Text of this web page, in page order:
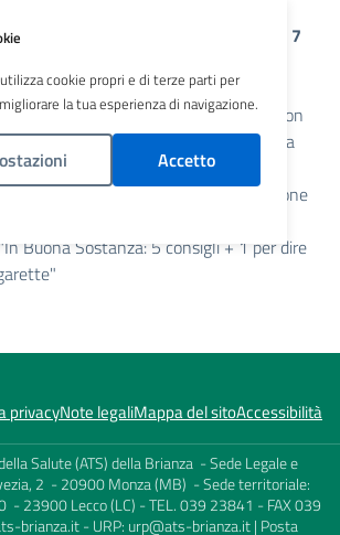
domande e 7
video
realizzato con
Asst Brianza
al Fumo
il tabagismo" in collaborazione
In Buona Sostanza: 5 consigli + 1 per dire
"
privacyNote legaliMappa del sitoAccessibilità
Salute (ATS) della Brianza - Sede Legale e
2 - 20900 Monza (MB) - Sede territoriale:
- 23900 Lecco (LC) - TEL. 039 23841 - FAX 039
brianza.it- URP: urp@ats-brianza.it| Posta
cookie propri e di terze parti per
la tua esperienza di navigazione.
Accetto